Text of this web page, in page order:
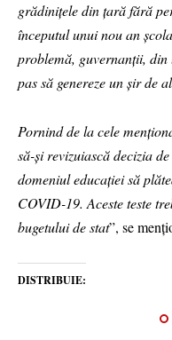
grădinițele din țară fără
începutul unui nou an
problemă, guvernanții,
pas să genereze un șir de
Pornind de la cele
să-și revizuiască decizia
domeniul educației să
COVID-19. Aceste teste
bugetului de stat”, se
DISTRIBUIE: